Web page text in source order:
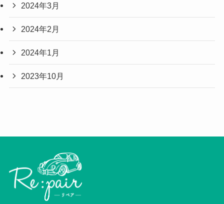
2024年3月
2024年2月
2024年1月
2023年10月